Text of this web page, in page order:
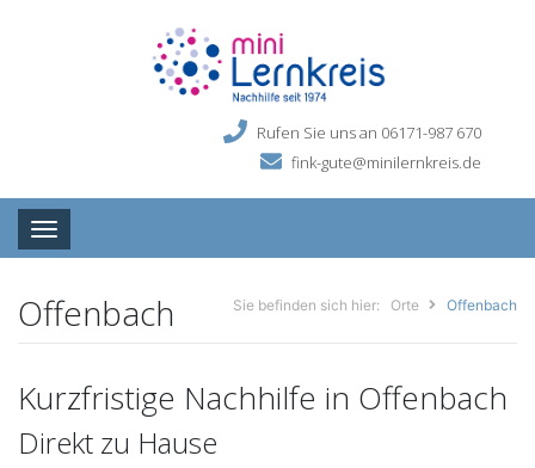
Rufen Sie uns an 06171-987 670
fink-gute@minilernkreis.de
Toggle navigation
Offenbach Sie befinden sich hier: Orte Offenbach
Kurzfristige Nachhilfe in Offenbach
Direkt zu Hause